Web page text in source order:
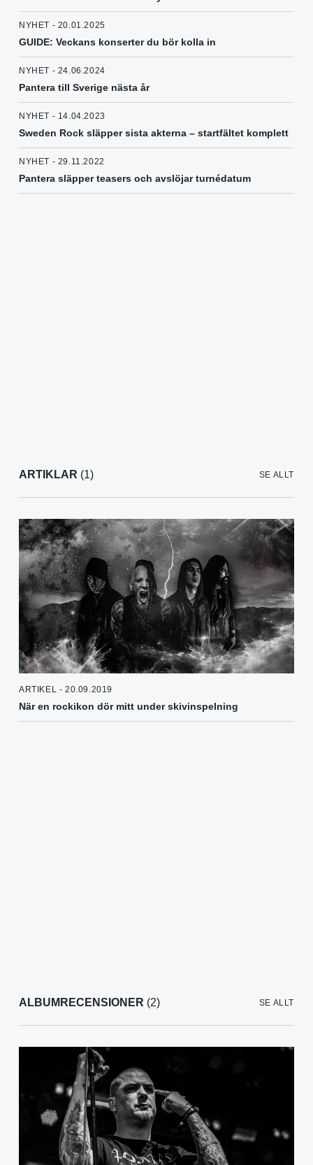
NYHET - 20.01.2025
GUIDE: Veckans konserter du bör kolla in
NYHET - 24.06.2024
Pantera till Sverige nästa år
NYHET - 14.04.2023
Sweden Rock släpper sista akterna – startfältet komplett
NYHET - 29.11.2022
Pantera släpper teasers och avslöjar turnédatum
ARTIKLAR (1) SE ALLT
ARTIKEL - 20.09.2019
När en rockikon dör mitt under skivinspelning
ALBUMRECENSIONER (2) SE ALLT